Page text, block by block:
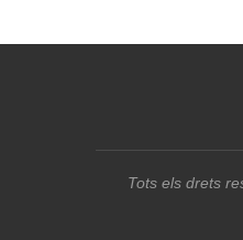
Tots els drets